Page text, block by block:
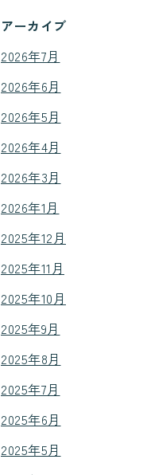
アーカイブ
2026年7月
2026年6月
2026年5月
2026年4月
2026年3月
2026年1月
2025年12月
2025年11月
2025年10月
2025年9月
2025年8月
2025年7月
2025年6月
2025年5月